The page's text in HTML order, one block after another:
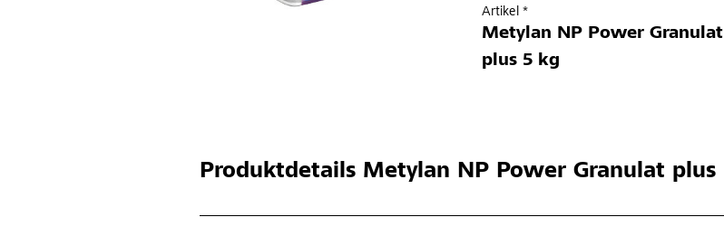
Artikel *
Metylan NP Power Granulat
plus 5 kg
ProduktdetailsMetylan NP Power Granulat plus